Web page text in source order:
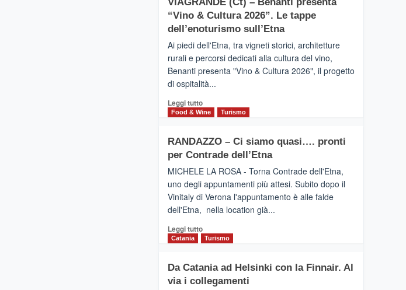
Valle
Alcantara
nei
primi
classifica
siciliana
IL
SAN
DOMENICO
TAORMINA,
UN
HOTEL
FOUR
PRESENTA
IL
SUMMER
BOOK
CLUB
“Vino & Cultura 2026”. Le tappe
dell’enoturismo sull’Etna
Ai piedi dell'Etna, tra vigneti storici, architetture
rurali e percorsi dedicati alla cultura del vino,
Benanti presenta "Vino & Cultura 2026", il progetto
di ospitalità...
Leggi tuttoLeggi
di
VIAGRANDE
(Ct)
–
presenta
“Vino
&
2026”.
Le
dell’enoturismo
sull’Etna
Food & Wine Turismo
RANDAZZO – Ci siamo quasi…. pronti
per Contrade dell’Etna
MICHELE LA ROSA - Torna Contrade dell'Etna,
uno degli appuntamenti più attesi. Subito dopo il
Vinitaly di Verona l'appuntamento è alle falde
dell'Etna, nella location già...
Leggi tuttoLeggi
di
RANDAZZO
–
Catania Turismo
Da Catania ad Helsinki con la Finnair. Al
via i collegamenti